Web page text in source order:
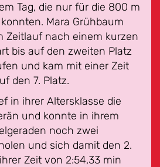
Tag, die nur für die 800 m
Mara Grühbaum
Zeitlauf nach einem kurzen
bis auf den zweiten Platz
und kam mit einer Zeit
den 7. Platz.
in ihrer Altersklasse die
und konnte in ihrem
noch zwei
und sich damit den 2.
Zeit von 2:54,33 min